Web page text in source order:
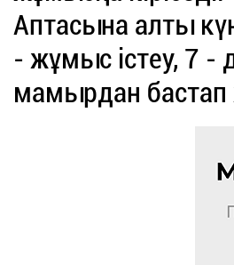
Аптасына алты
- жұмыс істеу, 7 -
мамырдан